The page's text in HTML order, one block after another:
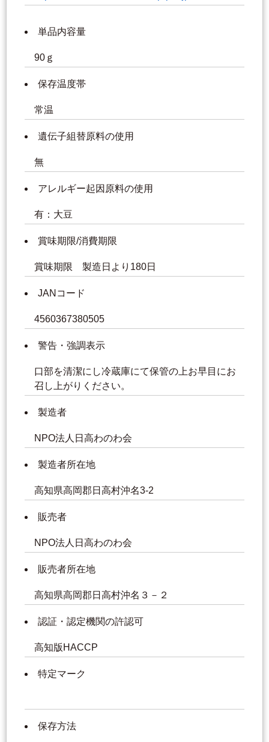
単品内容量
90ｇ
保存温度帯
常温
遺伝子組替原料の使用
無
アレルギー起因原料の使用
有：大豆
賞味期限/消費期限
賞味期限 製造日より180日
JANコード
4560367380505
警告・強調表示
口部を清潔にし冷蔵庫にて保管の上お早目にお
召し上がりください。
製造者
NPO法人日高わのわ会
製造者所在地
高知県高岡郡日高村沖名3-2
販売者
NPO法人日高わのわ会
販売者所在地
高知県高岡郡日高村沖名３－２
認証・認定機関の許認可
高知版HACCP
特定マーク
保存方法